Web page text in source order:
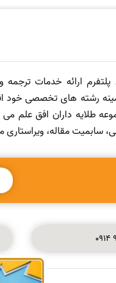
پلتفرم ارائه خدمات
رشته های تخصصی خود
طلایه داران افق علم
سابمیت مقاله، ویراستاری
0914